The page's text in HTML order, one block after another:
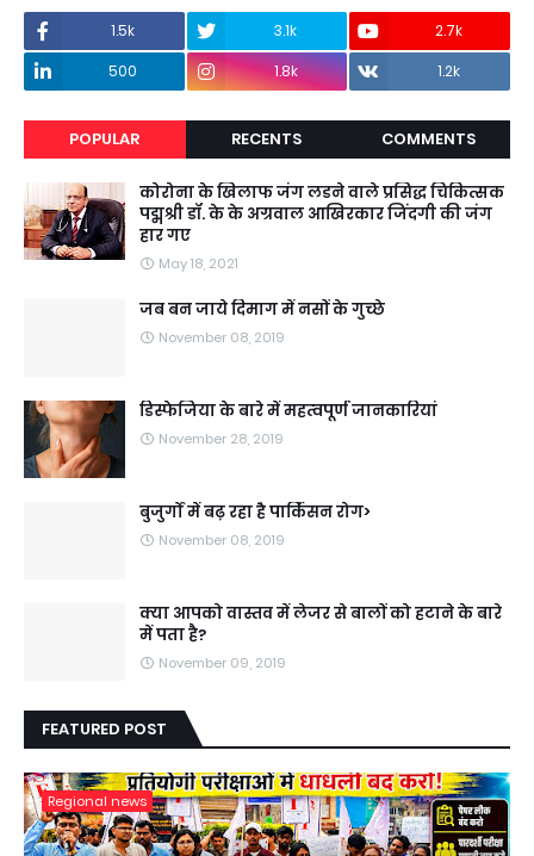
1.5k 3.1k
2.7k
500
1.8k 1.2k
POPULAR RECENTS COMMENTS
कोरोना के खिलाफ जंग लडने वाले प्रसिद्ध चिकित्सक
पद्मश्री डॉ. के के अग्रवाल आखिरकार जिंदगी की जंग
हार गए
May 18, 2021
जब बन जाये दिमाग में नसों के गुच्छे
November 08, 2019
डिस्फेजिया के बारे में महत्वपूर्ण जानकारियां
November 28, 2019
बुजुर्गों में बढ़ रहा है पार्किंसन रोग>
November 08, 2019
क्या आपको वास्तव में लेजर से बालों को हटाने के बारे
में पता है?
November 09, 2019
FEATURED POST
Regional news